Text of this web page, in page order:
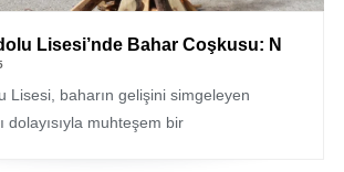
Lisesi’nde Bahar Coşkusu: N
Lisesi, baharın gelişini simgeleyen
dolayısıyla muhteşem bir